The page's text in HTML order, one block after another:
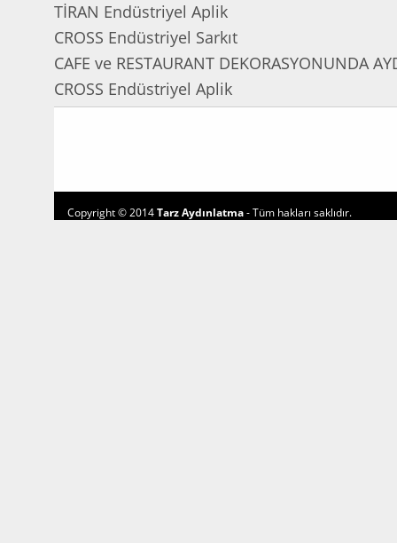
TİRAN Endüstriyel Aplik
CROSS Endüstriyel Sarkıt
CAFE ve RESTAURANT DEKORASYONUNDA
CROSS Endüstriyel Aplik
Copyright © 2014Tarz Aydınlatma- Tüm hakları saklıdır.